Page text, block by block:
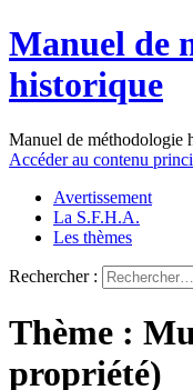
Manuel de
historique
Manuel de méthodologie
Accéder au contenu
Avertissement
La S.F.H.A.
Les thèmes
Rechercher :
Thème :
propriété)